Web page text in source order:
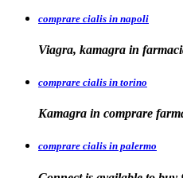
comprare cialis in napoli
Viagra, kamagra in
comprare cialis in torino
Kamagra in comprare
comprare cialis in palermo